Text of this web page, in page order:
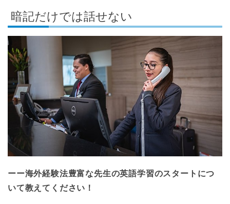
暗記だけでは話せない
ーー海外経験法豊富な先生の英語学習のスタートにつ
いて教えてください！